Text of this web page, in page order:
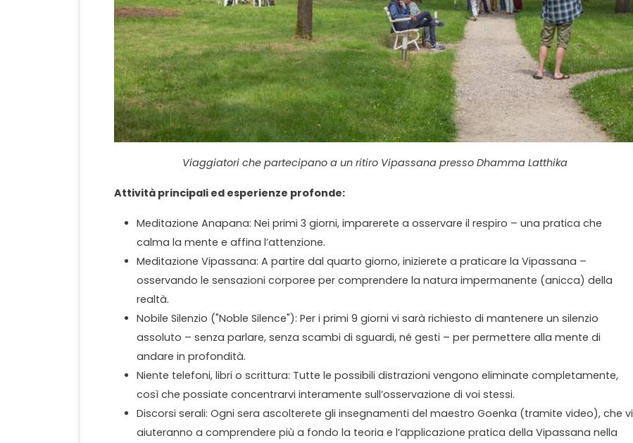
Viaggiatori che partecipano a un ritiro Vipassana presso Dhamma Latthika
Attività principali ed esperienze profonde:
Meditazione Anapana: Nei primi 3 giorni, imparerete a osservare il respiro – una pratica che
calma la mente e affina l’attenzione.
Meditazione Vipassana: A partire dal quarto giorno, inizierete a praticare la Vipassana –
osservando le sensazioni corporee per comprendere la natura impermanente (anicca) della
realtà.
Nobile Silenzio ("Noble Silence"): Per i primi 9 giorni vi sarà richiesto di mantenere un silenzio
assoluto – senza parlare, senza scambi di sguardi, né gesti – per permettere alla mente di
andare in profondità.
Niente telefoni, libri o scrittura: Tutte le possibili distrazioni vengono eliminate completamente,
così che possiate concentrarvi interamente sull’osservazione di voi stessi.
Discorsi serali: Ogni sera ascolterete gli insegnamenti del maestro Goenka (tramite video), che vi
aiuteranno a comprendere più a fondo la teoria e l’applicazione pratica della Vipassana nella